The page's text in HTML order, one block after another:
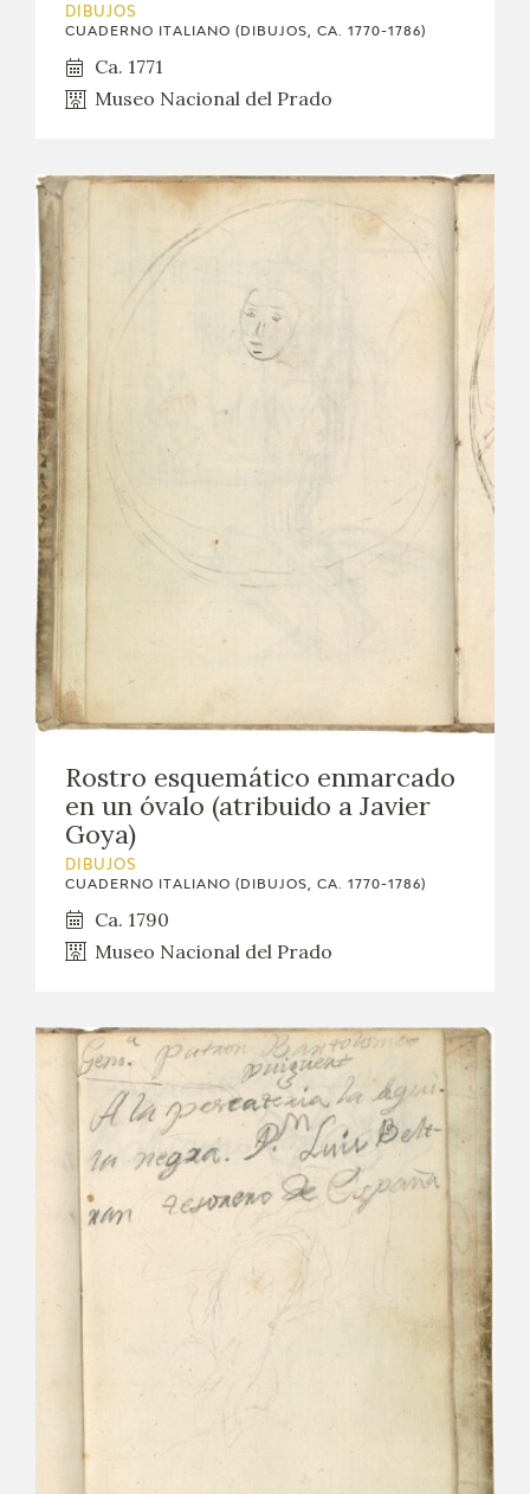
DIBUJOS
CUADERNO ITALIANO (DIBUJOS, CA. 1770-1786)
Ca. 1771
Museo Nacional del Prado
Rostro esquemático enmarcado
en un óvalo (atribuido a Javier
Goya)
DIBUJOS
CUADERNO ITALIANO (DIBUJOS, CA. 1770-1786)
Ca. 1790
Museo Nacional del Prado